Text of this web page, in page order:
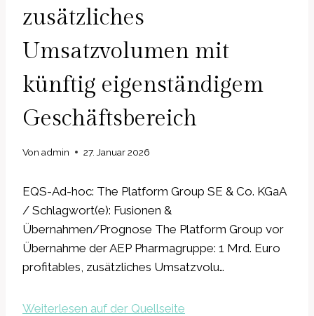
zusätzliches
Umsatzvolumen mit
künftig eigenständigem
Geschäftsbereich
Von admin 27. Januar 2026
EQS-Ad-hoc: The Platform Group SE & Co. KGaA
/ Schlagwort(e): Fusionen &
Übernahmen/Prognose The Platform Group vor
Übernahme der AEP Pharmagruppe: 1 Mrd. Euro
profitables, zusätzliches Umsatzvolu…
Weiterlesen auf der Quellseite